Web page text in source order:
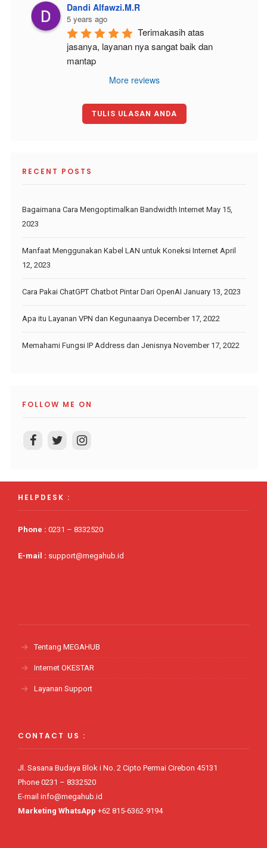
Dandi Alfawzi.M.R
5 years ago
Terimakasih atas
jasanya, layanan nya sangat baik dan
mantap
More reviews
TULIS ULASAN ANDA
RECENT POSTS
Bagaimana Cara Mengoptimalkan Bandwidth Internet May 15,
2023
Manfaat Menggunakan Kabel LAN untuk Koneksi Internet April
12, 2023
Cara Pakai ChatGPT Chatbot Pintar Dari OpenAI January 13, 2023
Apa itu Layanan VPN dan Kegunaanya December 17, 2022
Memahami Fungsi IP Address dan Jenisnya November 17, 2022
FOLLOW ME ON
HELPDESK :
Phone : 0231 – 8332520
E-mail : support@megahub.id
Tentang MEGAHUB
Internet OKESTAR
Layanan Support
CONTACT US :
Jl. Sasana Budaya Blok i No. 2 Cipto Permai Cirebon 45131
Phone 0231 – 8332520
E-mail info@megahub.id
Marketing WhatsApp +62 815-6362-9194